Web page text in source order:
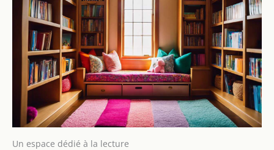
Un espace dédié à la lecture